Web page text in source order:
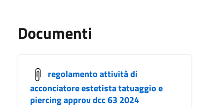
Documenti
regolamento attività di
acconciatore estetista tatuaggio e
piercing approv dcc 63 2024